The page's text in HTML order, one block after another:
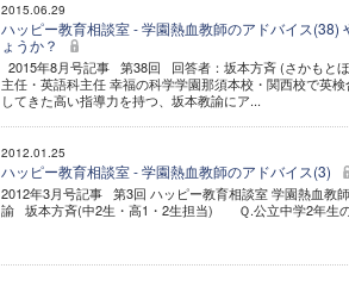
2015.06.29
ハッピー教育相談室 - 学園熱血教師のアドバイス
ょうか？
2015年8月号記事 第38回 回答者：坂本方斉 (さかもと
主任・英語科主任 幸福の科学学園那須本校・関西校で英
してきた高い指導力を持つ、坂本教諭にア...
2012.01.25
ハッピー教育相談室 - 学園熱血教師のアドバイス(3)
2012年3月号記事 第3回 ハッピー教育相談室 学園熱血
諭 坂本方斉(中2生・高1・2生担当) Ｑ.公立中学2年生